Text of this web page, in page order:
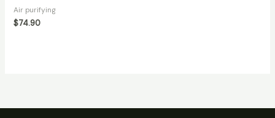
Air purifying
$74.90